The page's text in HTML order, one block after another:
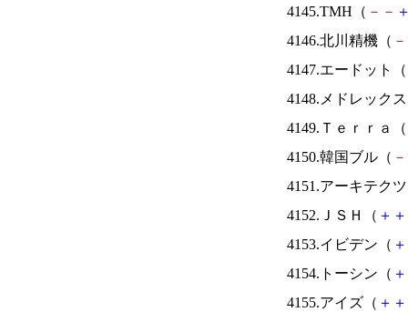
4145.TMH（ － －
4146.北川精機（ －
4147.エードット（
4148.メドレック
4149.Ｔｅｒｒａ（
4150.韓国ブル（ －
4151.アーキテク
4152.ＪＳＨ（ ＋ ＋
4153.イビデン（ ＋
4154.トーシン（ ＋
4155.アイズ（ ＋ ＋